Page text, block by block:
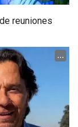
reuniones
...